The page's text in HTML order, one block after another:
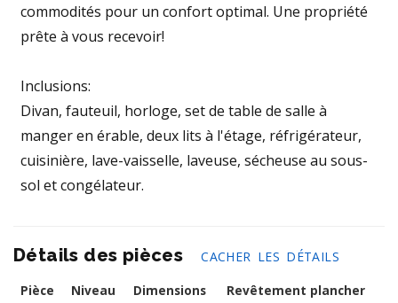
commodités pour un confort optimal. Une propriété
prête à vous recevoir!
Inclusions:
Divan, fauteuil, horloge, set de table de salle à
manger en érable, deux lits à l'étage, réfrigérateur,
cuisinière, lave-vaisselle, laveuse, sécheuse au sous-
sol et congélateur.
Détails des pièces
CACHER LES DÉTAILS
Pièce
Niveau Dimensions Revêtement plancher